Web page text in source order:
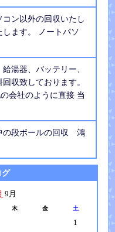
ン以外の回収いたし
ます。 ノートパソ
湯器、バッテリー、
収致しております。
会社のように直接 当
段ボールの回収 鴻
9月
木 金 土
1